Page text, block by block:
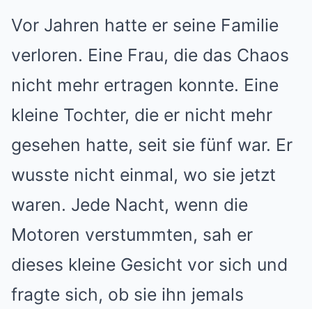
Vor Jahren hatte er seine Familie
verloren. Eine Frau, die das Chaos
nicht mehr ertragen konnte. Eine
kleine Tochter, die er nicht mehr
gesehen hatte, seit sie fünf war. Er
wusste nicht einmal, wo sie jetzt
waren. Jede Nacht, wenn die
Motoren verstummten, sah er
dieses kleine Gesicht vor sich und
fragte sich, ob sie ihn jemals